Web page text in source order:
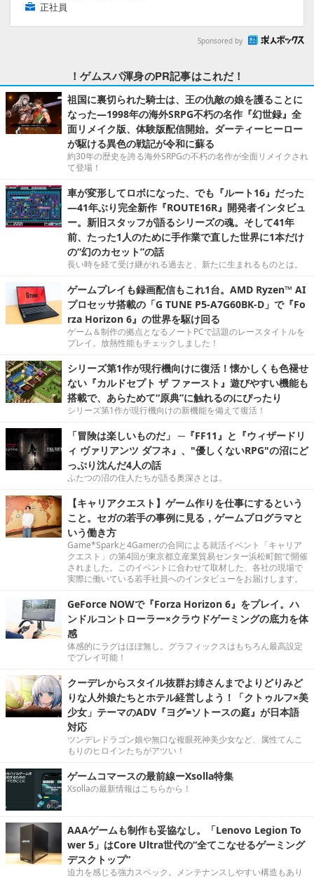
正社員
Sponsored by
！ゲムスパ渾身のPR記事はこれだ！
祖国に裏切られた騎士は、王の仇敵の娘を護ることに
なった―1998年の海外SRPG不朽の名作『幻世録』全
面リメイク版、体験版配信開始。ダーティーヒーロー
が駆ける異色の戦記が令和に蘇る
約30年の歴史を誇る海外SRPGの不朽の名作が全面リメイクされ
て登場！
車が変形してロボになった、でも『ルート16』だった
―41年ぶり完全新作『ROUTE16R』開発者インタビュ
ー。新旧スタッフが語るシリーズの魂。そして41年
前、たった1人のために手作業で直した世界に1本だけ
の“幻のカセット”の話
長い時を経て受け継がれる過去と、新たに生まれるものとは。
ゲームプレイも録画配信もこれ1台。AMD Ryzen™ AI
プロセッサ搭載の「G TUNE P5-A7G60BK-D」で『Fo
rza Horizon 6』の世界を駆け回る
ゲーム＆制作の拠点となるノートPCで話題のレースタイトルを
プレイ。放熱性能もチェックしました！
シリーズ第1作が現行機向けに復活！懐かしくも色褪せ
ない『カルドセプト ザ ファースト』遊びやすい機能も
搭載で、あらためて“原典”に触れるのにぴったり
シリーズ第1作が現行機向けの新機能を備えて復活！
「冒険は楽しいものだ」 ─『FF11』と『ウィザードリ
ィ ヴァリアンツ ダフネ』、"優しくないRPG"の沼にど
っぷり沈んだ4人の話
ふたつの沼の住人たちが語る奥深さとは。
【キャリアクエスト】ゲーム作りを仕事にするという
こと。セガの若手の事例に見る，ゲームプログラマと
いう働き方
Game*Sparkと4Gamerの合同による就活イベント「キャリア
クエスト」の第4回が東京都立産業貿易センター浜松町館で開催
されました。このイベントに合わせて取材した、各社の現場で
実際に働いている若手社員へのインタビューをお届けします。
GeForce NOWで『Forza Horizon 6』をプレイ。ハ
ンドルコントローラー×クラウドゲーミングの底力を体
感
体感的にラグはほぼ無し。グラフィックスはもちろん最高設定
でプレイ可能！
クーデレからスタイル抜群お姉さんまでよりどりみど
りな人外娘たちとホテル経営しよう！「クトゥルフ×美
少女」テーマのADV『ヨグ=ソトースの庭』が日本語
対応
ツンデレドラゴン娘や無口な複眼死神美少女など、属性てんこ
もりのヒロインたちがアツい！
ゲームコマースの最前線ーXsolla特集
Xsollaの最新情報はこちらから！
AAAゲームも制作も妥協なし。「Lenovo Legion To
wer 5」はCore Ultra世代の“全てこなせるゲーミング
デスクトップ”
迫力を感じる強力スペック。メンテナンスしやすい構造もあり